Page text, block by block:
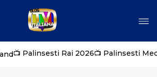
📺 Palinsesti Rai 2026📺 Palinsesti